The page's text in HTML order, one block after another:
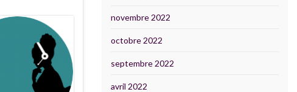
novembre 2022
octobre 2022
septembre 2022
avril 2022